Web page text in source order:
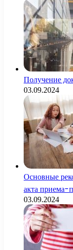
Получение
03.09.2024
Основные
акта приема-
03.09.2024